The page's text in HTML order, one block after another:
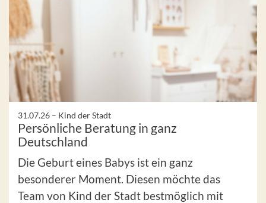
31.07.26 – Kind der Stadt
Persönliche Beratung in ganz
Deutschland
Die Geburt eines Babys ist ein ganz
besonderer Moment. Diesen möchte das
Team von Kind der Stadt bestmöglich mit